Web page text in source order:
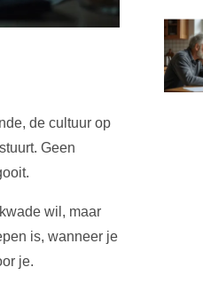
de cultuur op
Geen
wil, maar
is, wanneer je
je.